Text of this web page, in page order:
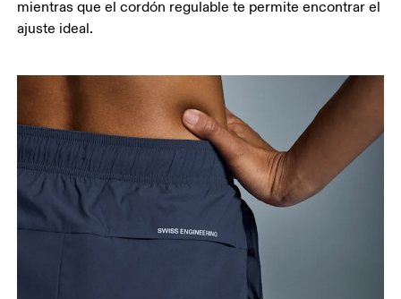
mientras que el cordón regulable te permite encontrar el
ajuste ideal.